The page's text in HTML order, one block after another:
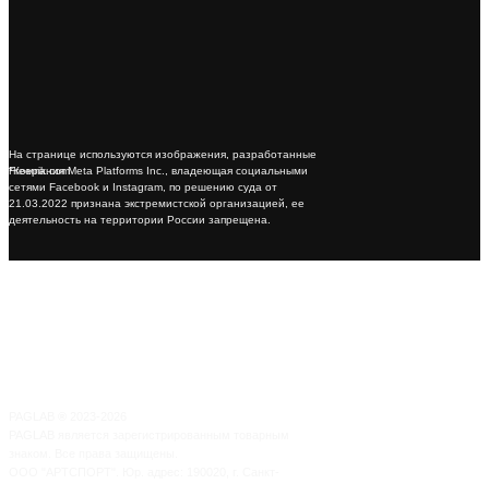
*Компания Meta Platforms Inc., владеющая социальными
сетями Facebook и Instagram, по решению суда от
21.03.2022 признана экстремистской организацией, ее
деятельность на территории России запрещена.
На странице используются изображения, разработанные
Freepik.com